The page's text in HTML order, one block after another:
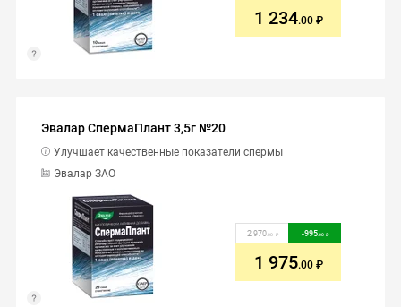
1 234.00
Эвалар СпермаПлант 3,5г №20
Эвалар ЗАО
Улучшает качественные показатели спермы
2 970.00 -995.00
1 975.00